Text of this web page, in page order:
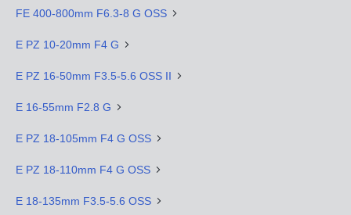
FE 400-800mm F6.3-8 G OSS
E PZ 10-20mm F4 G
E PZ 16-50mm F3.5-5.6 OSS II
E 16-55mm F2.8 G
E PZ 18-105mm F4 G OSS
E PZ 18-110mm F4 G OSS
E 18-135mm F3.5-5.6 OSS